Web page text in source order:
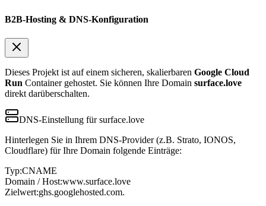
B2B-Hosting & DNS-Konfiguration
Dieses Projekt ist auf einem sicheren, skalierbaren Google Cloud
Run Container gehostet. Sie können Ihre Domain surface.love
direkt darüberschalten.
DNS-Einstellung für surface.love
Hinterlegen Sie in Ihrem DNS-Provider (z.B. Strato, IONOS,
Cloudflare) für Ihre Domain folgende Einträge:
Typ:CNAME
Domain / Host:www.surface.love
Zielwert:ghs.googlehosted.com.